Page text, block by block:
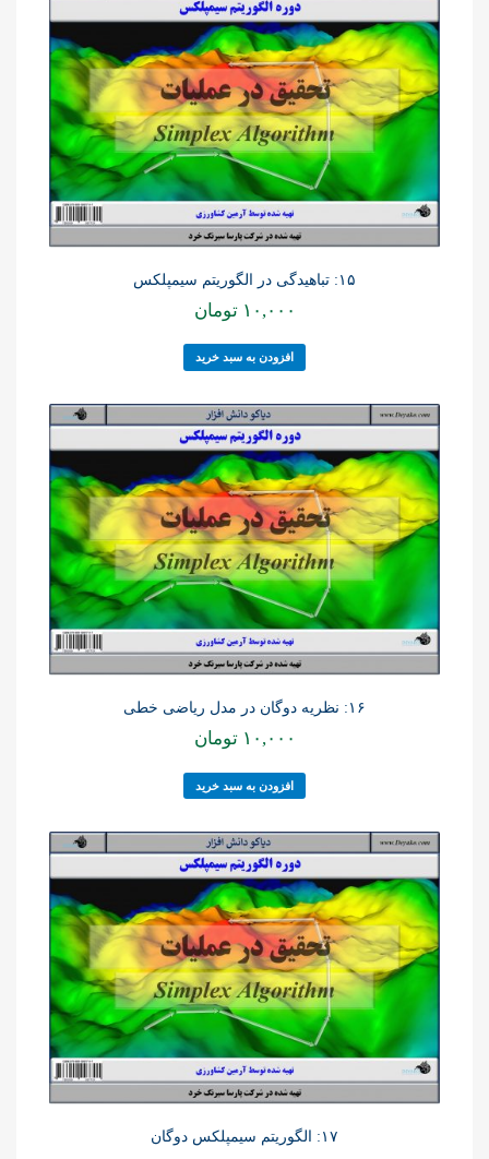
۱۵: تباهیدگی در الگوریتم سیمپلکس
۱۰,۰۰۰ تومان
افزودن به سبد خرید
۱۶: نظریه دوگان در مدل ریاضی خطی
۱۰,۰۰۰ تومان
افزودن به سبد خرید
۱۷: الگوریتم سیمپلکس دوگان